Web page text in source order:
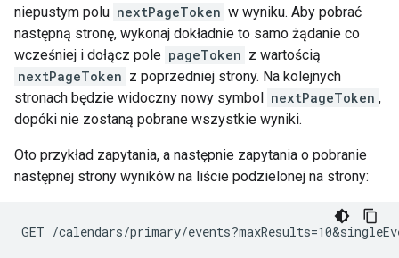
niepustym polu nextPageToken w wyniku. Aby pobrać
następną stronę, wykonaj dokładnie to samo żądanie co
wcześniej i dołącz pole pageToken z wartością
nextPageToken z poprzedniej strony. Na kolejnych
stronach będzie widoczny nowy symbol nextPageToken ,
dopóki nie zostaną pobrane wszystkie wyniki.
Oto przykład zapytania, a następnie zapytania o pobranie
następnej strony wyników na liście podzielonej na strony:
GET /calendars/primary/